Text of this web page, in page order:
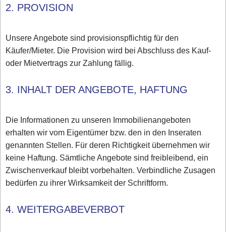
2. PROVISION
Unsere Angebote sind provisionspflichtig für den
Käufer/Mieter. Die Provision wird bei Abschluss des Kauf-
oder Mietvertrags zur Zahlung fällig.
3. INHALT DER ANGEBOTE, HAFTUNG
Die Informationen zu unseren Immobilienangeboten
erhalten wir vom Eigentümer bzw. den in den Inseraten
genannten Stellen. Für deren Richtigkeit übernehmen wir
keine Haftung. Sämtliche Angebote sind freibleibend, ein
Zwischenverkauf bleibt vorbehalten. Verbindliche Zusagen
bedürfen zu ihrer Wirksamkeit der Schriftform.
4. WEITERGABEVERBOT